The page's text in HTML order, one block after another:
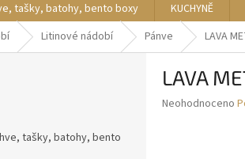
tašky, batohy, bento boxy KUCHYNĚ
Litinové nádobí Pánve LAVA
tašky, batohy, bento
LAVA
Průměrné
Neohodnoceno